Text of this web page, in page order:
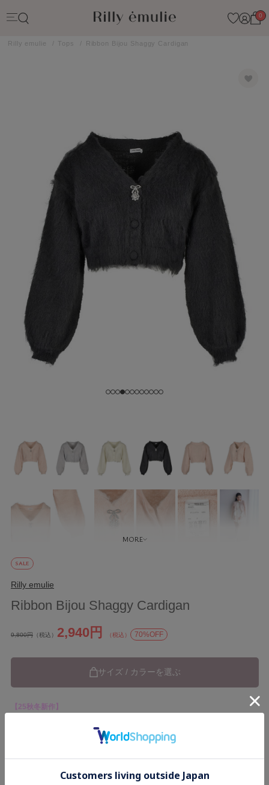
0
Rilly emulie Tops Ribbon Bijou Shaggy Cardigan
SALE
Rilly emulie
Ribbon Bijou Shaggy Cardigan
9,800円 （税込） 2,940円 （税込） 70%OFF
サイズ / カラーを選ぶ
【25秋冬新作】